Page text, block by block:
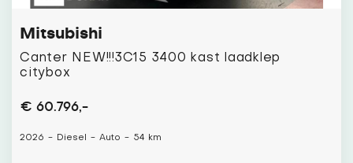
Mitsubishi
Canter NEW!!!3C15 3400 kast laadklep
citybox
€ 60.796,-
2026 - Diesel - Auto - 54 km